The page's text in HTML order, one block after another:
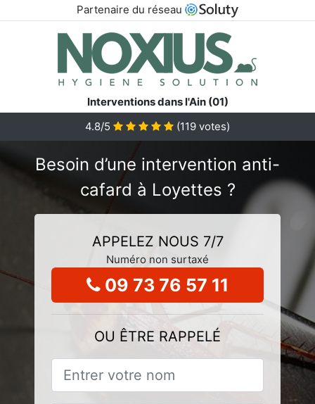
Partenaire du réseau
Interventions dans l'Ain (01)
4.8/5
(119 votes)
Besoin d’une intervention anti-
cafard à Loyettes ?
APPELEZ NOUS 7/7
Numéro non surtaxé
09 73 76 57 11
OU ÊTRE RAPPELÉ